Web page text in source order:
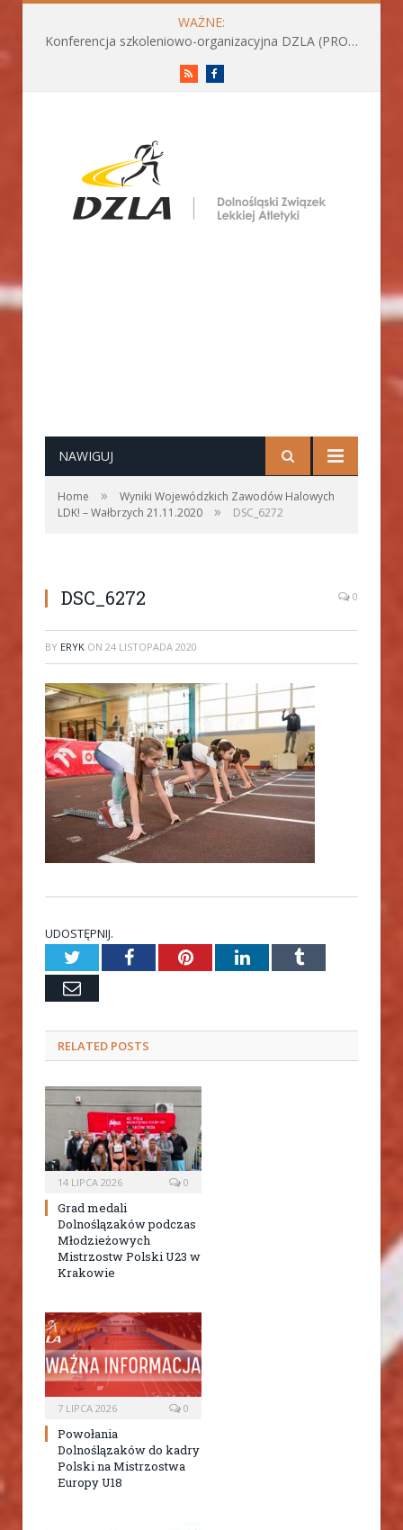
WAŻNE:
Konferencja szkoleniowo-organizacyjna DZLA (PROGRAM już do pobrania)
RSS
NAWIGUJ
Home »
Wyniki Wojewódzkich Zawodów Halowych
LDK! – Wałbrzych 21.11.2020
» DSC_6272
DSC_6272 0
BY ERYK ON 24 LISTOPADA 2020
UDOSTĘPNIJ.
TwitterFacebookPinterestLinkedInTumblr
Email
RELATED POSTS
14 LIPCA 2026 0
Grad medali
Dolnoślązaków podczas
Młodzieżowych
Mistrzostw Polski U23 w
Krakowie
7 LIPCA 2026 0
Powołania
Dolnoślązaków do kadry
Polski na Mistrzostwa
Europy U18